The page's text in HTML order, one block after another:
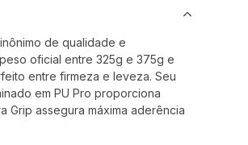
de qualidade e
oficial entre 325g e 375g e
entre firmeza e leveza. Seu
em PU Pro proporciona
Grip assegura máxima aderência